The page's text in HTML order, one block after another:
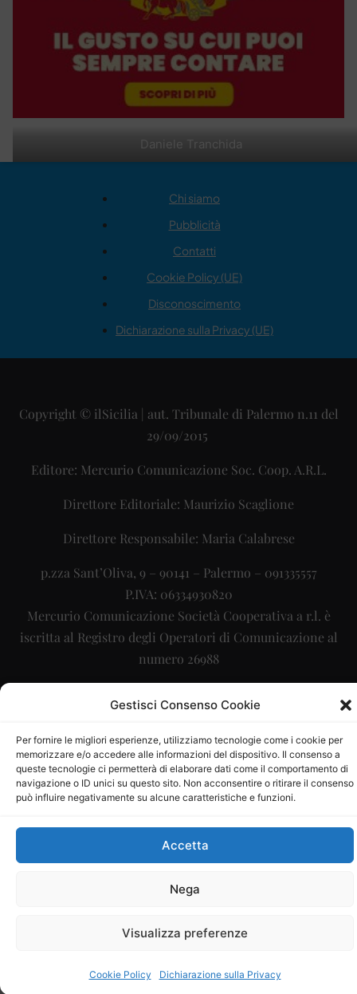
Gestisci Consenso Cookie
Per fornire le migliori esperienze, utilizziamo tecnologie come i cookie per
memorizzare e/o accedere alle informazioni del dispositivo. Il consenso a
queste tecnologie ci permetterà di elaborare dati come il comportamento di
navigazione o ID unici su questo sito. Non acconsentire o ritirare il consenso
può influire negativamente su alcune caratteristiche e funzioni.
Accetta
Nega
Visualizza preferenze
Cookie Policy Dichiarazione sulla Privacy
Daniele Tranchida
Chi siamo
Pubblicità
Contatti
Cookie Policy (UE)
Disconoscimento
Dichiarazione sulla Privacy (UE)
Copyright © ilSicilia | aut. Tribunale di Palermo n.11 del
29/09/2015
Editore: Mercurio Comunicazione Soc. Coop. A.R.L.
Direttore Editoriale: Maurizio Scaglione
Direttore Responsabile: Maria Calabrese
p.zza Sant’Oliva, 9 – 90141 – Palermo – 091335557
P.IVA: 06334930820
Mercurio Comunicazione Società Cooperativa a r.l. è
iscritta al Registro degli Operatori di Comunicazione al
numero 26988